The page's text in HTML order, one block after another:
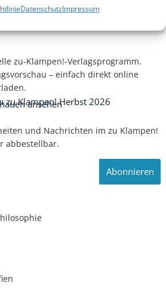
DatenschutzImpressum
zu-Klampen!-Verlagsprogramm.
– einfach direkt online
zu Klampen! Herbst 2026
ansehen
und Nachrichten im zu Klampen!
abbestellbar.